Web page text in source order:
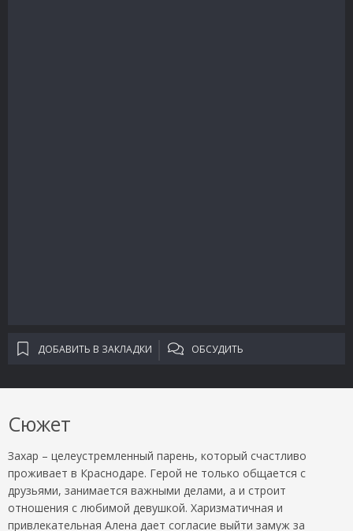
ДОБАВИТЬ В ЗАКЛАДКИ ОБСУДИТЬ
Сюжет
Захар – целеустремленный парень, который счастливо
проживает в Краснодаре. Герой не только общается с
друзьями, занимается важными делами, а и строит
отношения с любимой девушкой. Харизматичная и
привлекательная Алена дает согласие выйти замуж за